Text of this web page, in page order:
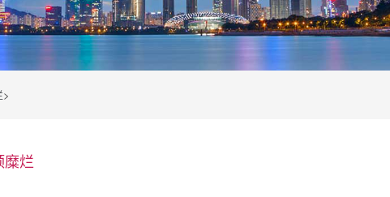
>
糜烂